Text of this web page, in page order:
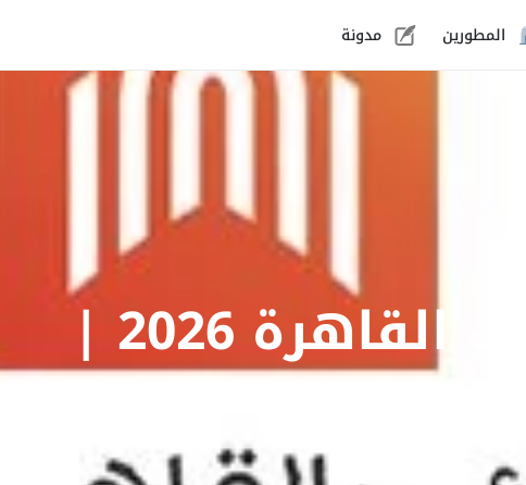
المطورين مدونة
التمويل العقاري بنك القاهرة 2026 |